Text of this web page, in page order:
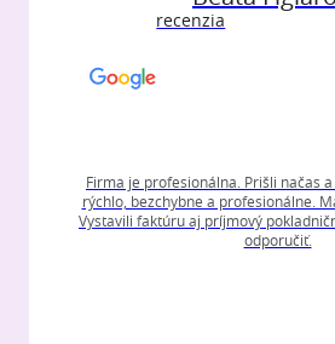
recenzia
Firma je profesionálna. Prišli načas
rýchlo, bezchybne a profesionálne.
Vystavili faktúru aj príjmový
odporučiť.